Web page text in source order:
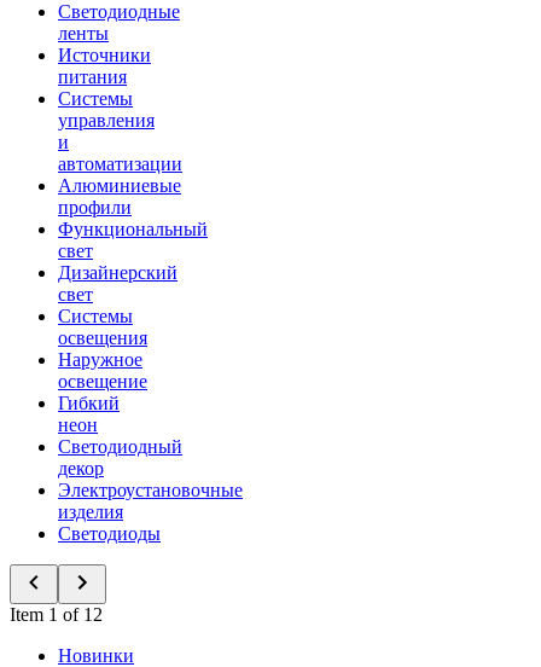
Светодиодные
ленты
Источники
питания
Системы
управления
и
автоматизации
Алюминиевые
профили
Функциональный
свет
Дизайнерский
свет
Системы
освещения
Наружное
освещение
Гибкий
неон
Светодиодный
декор
Электроустановочные
изделия
Светодиоды
Item 1 of 12
Новинки